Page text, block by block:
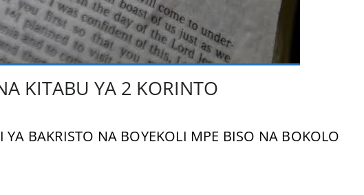
KITABU YA 2 KORINTO
YA BAKRISTO NA BOYEKOLI MPE BISO NA BOKOLO